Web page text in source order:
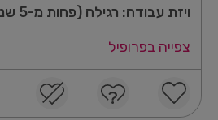
ויזת עבודה: רגילה (פחות מ-5 שנים)
צפייה בפרופיל